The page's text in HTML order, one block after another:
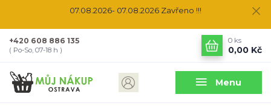
07.08.2026- 07.08.2026 Zavřeno !!!
Menu
+420 608 886 135
( Po-So, 07-18 h )
0 ks
0,00 Kč